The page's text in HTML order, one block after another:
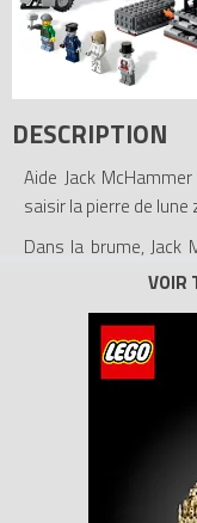
DESCRIPTION
Aide Jack
saisir la pierre de lune
Dans la brume, Jack
Sa mission est de
cercueils et
lutter contre les
- Inclut 4 figurines :
- Comprend le
- Le cimetière
fonction d'attaque